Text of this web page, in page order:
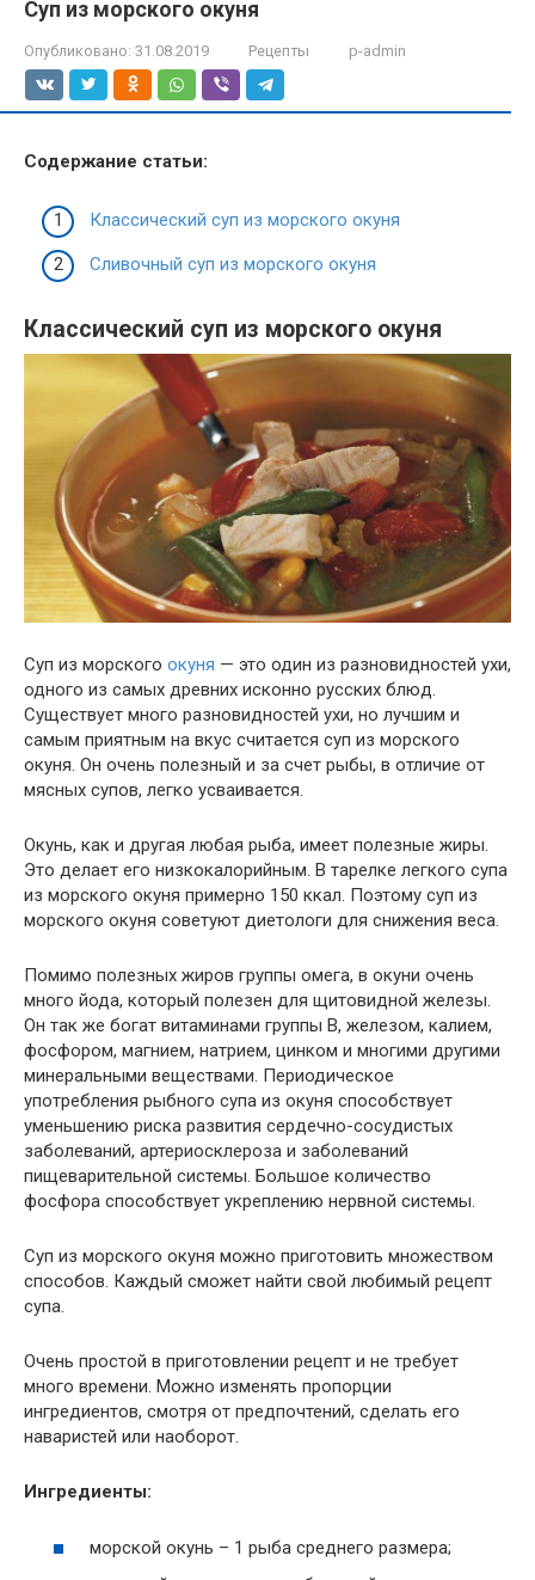
Суп из морского окуня
Опубликовано: 31.08.2019 Рецепты p-admin
Содержание статьи:
Классический суп из морского окуня
Сливочный суп из морского окуня
Классический суп из морского окуня
Суп из морского окуня — это один из разновидностей ухи,
одного из самых древних исконно русских блюд.
Существует много разновидностей ухи, но лучшим и
самым приятным на вкус считается суп из морского
окуня. Он очень полезный и за счет рыбы, в отличие от
мясных супов, легко усваивается.
Окунь, как и другая любая рыба, имеет полезные жиры.
Это делает его низкокалорийным. В тарелке легкого супа
из морского окуня примерно 150 ккал. Поэтому суп из
морского окуня советуют диетологи для снижения веса.
Помимо полезных жиров группы омега, в окуни очень
много йода, который полезен для щитовидной железы.
Он так же богат витаминами группы В, железом, калием,
фосфором, магнием, натрием, цинком и многими другими
минеральными веществами. Периодическое
употребления рыбного супа из окуня способствует
уменьшению риска развития сердечно-сосудистых
заболеваний, артериосклероза и заболеваний
пищеварительной системы. Большое количество
фосфора способствует укреплению нервной системы.
Суп из морского окуня можно приготовить множеством
способов. Каждый сможет найти свой любимый рецепт
супа.
Очень простой в приготовлении рецепт и не требует
много времени. Можно изменять пропорции
ингредиентов, смотря от предпочтений, сделать его
наваристей или наоборот.
Ингредиенты:
морской окунь – 1 рыба среднего размера;